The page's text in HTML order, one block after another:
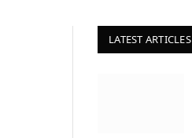
LATEST ARTICLES